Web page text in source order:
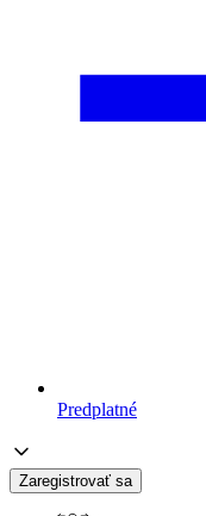
Predplatné
Zaregistrovať sa